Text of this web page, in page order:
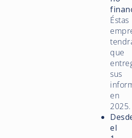
Éstas
que
sus
en
2025.
el